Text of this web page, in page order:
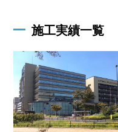
施工実績一覧